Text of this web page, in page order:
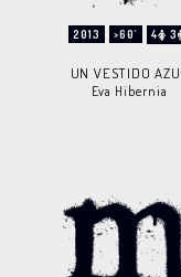
2013 >60' 4 3
UN VESTIDO
Eva Hibernia